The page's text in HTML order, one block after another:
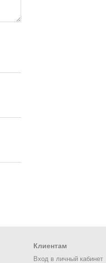
Клиентам
Вход в личный кабинет